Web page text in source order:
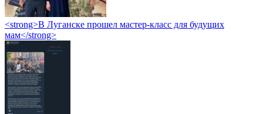
<strong>В Луганске прошел мастер-класс для будущих
мам</strong>